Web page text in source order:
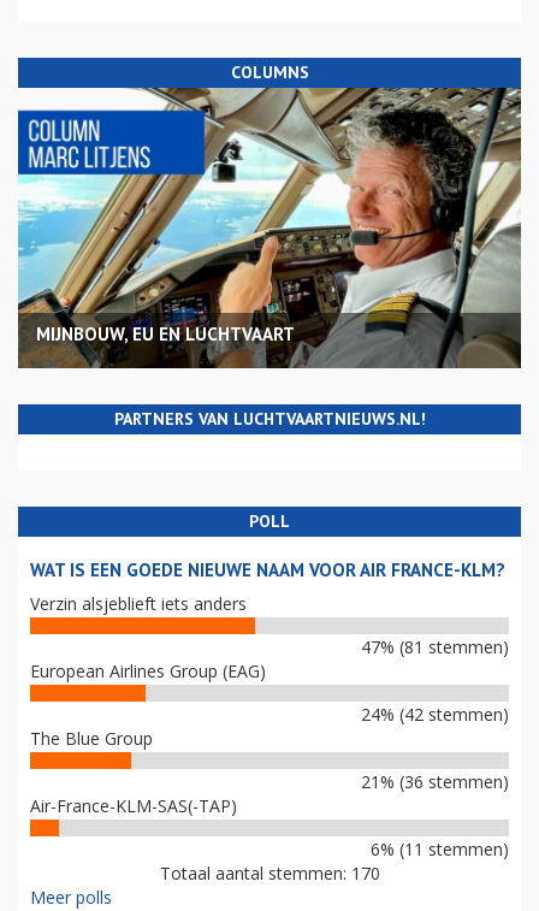
COLUMNS
MIJNBOUW, EU EN LUCHTVAART
PARTNERS VAN LUCHTVAARTNIEUWS.NL!
POLL
WAT IS EEN GOEDE NIEUWE NAAM VOOR AIR FRANCE-KLM?
Verzin alsjeblieft iets anders
47% (81 stemmen)
European Airlines Group (EAG)
24% (42 stemmen)
The Blue Group
21% (36 stemmen)
Air-France-KLM-SAS(-TAP)
6% (11 stemmen)
Totaal aantal stemmen: 170
Meer polls